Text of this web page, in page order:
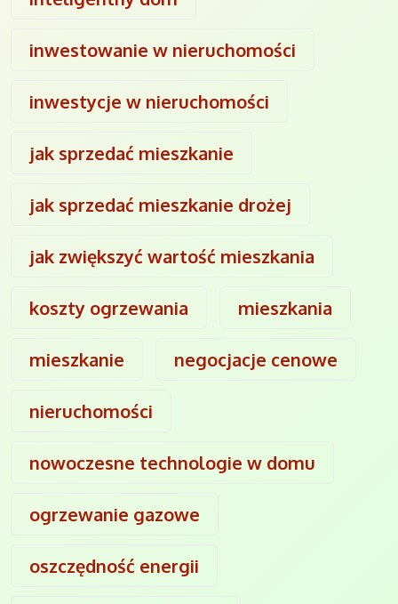
inwestowanie w nieruchomości
inwestycje w nieruchomości
jak sprzedać mieszkanie
jak sprzedać mieszkanie drożej
jak zwiększyć wartość mieszkania
koszty ogrzewania mieszkania
mieszkanie negocjacje cenowe
nieruchomości
nowoczesne technologie w domu
ogrzewanie gazowe
oszczędność energii